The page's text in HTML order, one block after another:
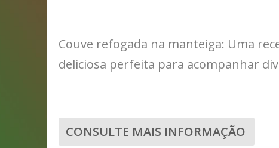
Couve refogada na manteiga: Uma
deliciosa perfeita para acompanhar
CONSULTE MAIS INFORMAÇÃO